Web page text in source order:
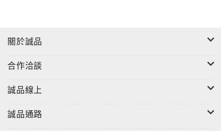
關於誠品
合作洽談
誠品線上
誠品通路